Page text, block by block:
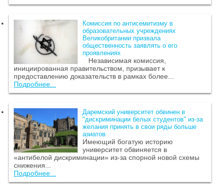
Комиссия по антисемитизму в
образовательных учреждениях
Великобритании призвала
общественность заявлять о его
проявлениях
Независимая комиссия,
инициированная правительством, призывает к
предоставлению доказательств в рамках более...
Подробнее...
Даремский университет обвинен в
"дискриминации белых студентов" из-за
желания принять в свои ряды больше
азиатов
Имеющий богатую историю
университет обвиняется в
«антибелой дискриминации» из-за спорной новой схемы
снижения...
Подробнее...